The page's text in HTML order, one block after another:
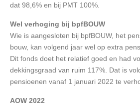
dat 98,6% en bij PMT 100%.
Wel verhoging bij bpfBOUW
Wie is aangesloten bij bpfBOUW, het
bouw, kan volgend jaar wel op extra
Dit fonds doet het relatief goed en had
dekkingsgraad van ruim 117%. Dat is
pensioenen vanaf 1 januari 2022 te
AOW 2022